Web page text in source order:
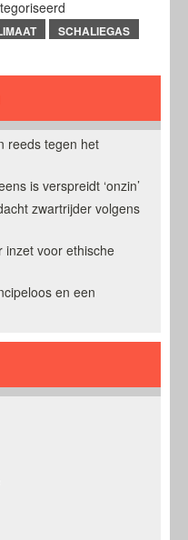
SCHALIEGAS
reeds tegen het
is verspreidt ‘onzin’
zwartrijder volgens
inzet voor ethische
en een